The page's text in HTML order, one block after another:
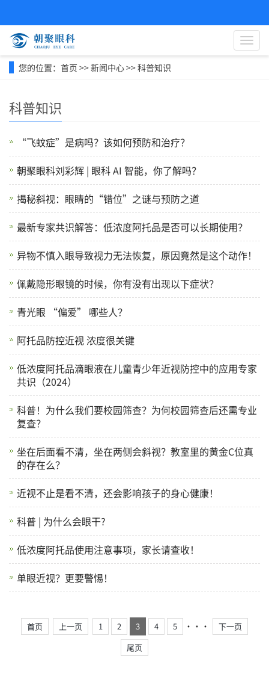
导
航
您的位置： 首页 >>新闻中心>>科普知识
科普知识
“飞蚊症”是病吗？该如何预防和治疗？
朝聚眼科刘彩辉 | 眼科 AI 智能，你了解吗？
揭秘斜视：眼睛的“错位”之谜与预防之道
最新专家共识解答：低浓度阿托品是否可以长期使用？
异物不慎入眼导致视力无法恢复，原因竟然是这个动作！
佩戴隐形眼镜的时候，你有没有出现以下症状？
青光眼 “偏爱” 哪些人？
阿托品防控近视 浓度很关键
低浓度阿托品滴眼液在儿童青少年近视防控中的应用专家
共识（2024）
科普！为什么我们要校园筛查？为何校园筛查后还需专业
复查？
坐在后面看不清，坐在两侧会斜视？教室里的黄金C位真
的存在么？
近视不止是看不清，还会影响孩子的身心健康！
科普 | 为什么会眼干?
低浓度阿托品使用注意事项，家长请查收！
单眼近视？更要警惕！
首页 上一页 1 2 3 4 5 ···
下一页
尾页